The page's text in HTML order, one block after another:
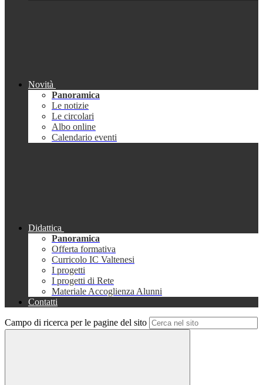
Novità
Panoramica
Le notizie
Le circolari
Albo online
Calendario eventi
Didattica
Panoramica
Offerta formativa
Curricolo IC Valtenesi
I progetti
I progetti di Rete
Materiale Accoglienza Alunni
Contatti
Campo di ricerca per le pagine del sito